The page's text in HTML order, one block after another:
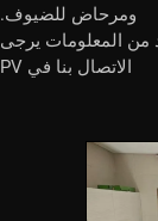
ومرحاض للضيوف.
مثالية للاستثمار السعر: 5 300 000 درهم لمزيد من المعلومات يرجى
الاتصال بنا في PV